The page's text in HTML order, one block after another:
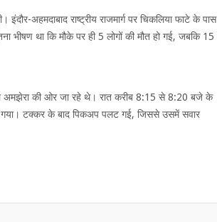
अहमदाबाद राष्ट्रीय राजमार्ग पर चिकलिया फाटे के पास
भीषण था कि मौके पर ही 5 लोगों की मौत हो गई, जबकि 15
अमझेरा की ओर जा रहे थे। रात करीब 8:15 से 8:20 बजे के
टक्कर के बाद पिकअप पलट गई, जिससे उसमें सवार